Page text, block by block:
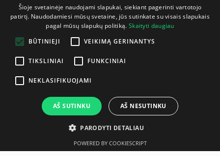
Pristatymas / Grąžinimas
Mokėjimo būdai
Kontaktai
Privatumo politika
Autorinės teisės © 2011- 2026 fitstore.lt
LITHUANIAN
Šioje svetainėje naudojami slapukai, siekiant pagerinti vartotojo
patirtį. Naudodamiesi mūsų svetaine, jūs sutinkate su visais slapukais
pagal mūsų slapukų politiką. Skaityti daugiau
BŪTINIEJI
VEIKIMĄ GERINANTYS
TIKSLINIAI FUNKCINIAI
NEKLASIFIKUOJAMI
AŠ SUTINKU AŠ NESUTINKU
PARODYTI DETALIAU
POWERED BY COOKIESCRIPT